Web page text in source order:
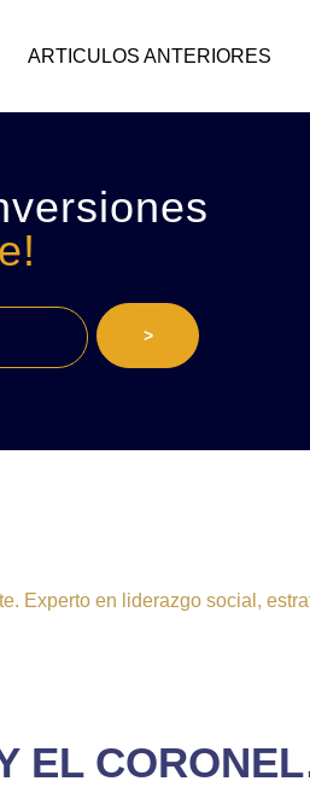
ARTICULOS ANTERIORES
>
Experto en liderazgo social,
EL